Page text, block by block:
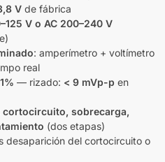
V de fábrica
V o AC 200–240 V
: amperímetro + voltímetro
real
— rizado: < 9 mVp-p en
cortocircuito, sobrecarga,
(dos etapas)
desaparición del cortocircuito o